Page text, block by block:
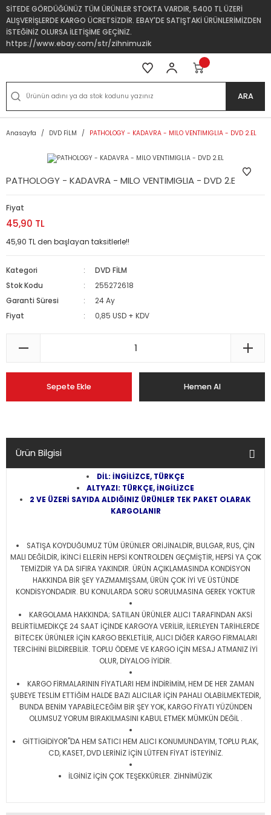
SİTEDE GÖRDÜĞÜNÜZ TÜM ÜRÜNLER STOKTA VARDIR, 5400 TL ÜZERİ
ALIŞVERİŞLERDE KARGO ÜCRETSİZDİR. EBAY'DE SATIŞTAKİ ÜRÜNLERİMİZDEN
İSTEĞİNİZ OLURSA İLETİŞİME GEÇİNİZ.
https://www.ebay.com/str/zihnimuzik
ARA
Anasayfa DVD FİLM PATHOLOGY - KADAVRA - MILO VENTIMIGLIA - DVD 2.EL
PATHOLOGY - KADAVRA - MILO VENTIMIGLIA - DVD 2.EL
Fiyat
45,90 TL
45,90 TL den başlayan taksitlerle!!
Kategori
DVD FİLM
Stok Kodu
255272618
Garanti Süresi
24 Ay
Fiyat
0,85 USD + KDV
Sepete Ekle Hemen Al
Ürün Bilgisi
DİL: İNGİLİZCE, TÜRKÇE
ALTYAZI: TÜRKÇE, İNGİLİZCE
2 VE ÜZERİ SAYIDA ALDIĞINIZ ÜRÜNLER TEK PAKET OLARAK
KARGOLANIR
SATIŞA KOYDUĞUMUZ TÜM ÜRÜNLER ORİJİNALDİR, BULGAR, RUS, ÇİN
MALI DEĞİLDİR, İKİNCİ ELLERİN HEPSİ KONTROLDEN GEÇMİŞTİR, HEPSİ YA ÇOK
TEMİZDİR YA DA SIFIRA YAKINDIR. ÜRÜN AÇIKLAMASINDA KONDİSYON
HAKKINDA BİR ŞEY YAZMAMIŞSAM, ÜRÜN ÇOK İYİ VE ÜSTÜNDE
KONDİSYONDADIR. BU KONULARDA SORU SORULMASINA GEREK YOKTUR
KARGOLAMA HAKKINDA; SATILAN ÜRÜNLER ALICI TARAFINDAN AKSİ
BELİRTİLMEDİKÇE 24 SAAT İÇİNDE KARGOYA VERİLİR, İLERLEYEN TARİHLERDE
BİTECEK ÜRÜNLER İÇİN KARGO BEKLETİLİR, ALICI DİĞER KARGO FİRMALARI
TERCİHİNİ BİLDİREBİLİR. TOPLU ÖDEME VE KARGO İÇİN MESAJ ATMANIZ İYİ
OLUR, DİYALOG İYİDİR.
KARGO FİRMALARININ FİYATLARI HEM İNDİRİMİM, HEM DE HER ZAMAN
ŞUBEYE TESLİM ETTİĞİM HALDE BAZI ALICILAR İÇİN PAHALI OLABİLMEKTEDİR,
BUNDA BENİM YAPABİLECEĞİM BİR ŞEY YOK, KARGO FİYATI YÜZÜNDEN
OLUMSUZ YORUM BIRAKILMASINI KABUL ETMEK MÜMKÜN DEĞİL .
GİTTİGİDİYOR"DA HEM SATICI HEM ALICI KONUMUNDAYIM, TOPLU PLAK,
CD, KASET, DVD LERİNİZ İÇİN LÜTFEN FİYAT İSTEYİNİZ.
İLGİNİZ İÇİN ÇOK TEŞEKKÜRLER. ZİHNİMÜZİK